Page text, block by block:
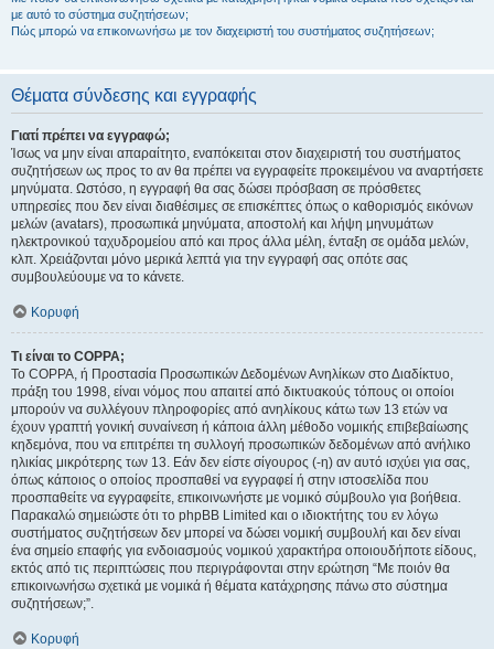
με αυτό το σύστημα συζητήσεων;
Πώς μπορώ να επικοινωνήσω με τον διαχειριστή του συστήματος συζητήσεων;
Θέματα σύνδεσης και εγγραφής
Γιατί πρέπει να εγγραφώ;
Ίσως να μην είναι απαραίτητο, εναπόκειται στον διαχειριστή του συστήματος
συζητήσεων ως προς το αν θα πρέπει να εγγραφείτε προκειμένου να αναρτήσετε
μηνύματα. Ωστόσο, η εγγραφή θα σας δώσει πρόσβαση σε πρόσθετες
υπηρεσίες που δεν είναι διαθέσιμες σε επισκέπτες όπως ο καθορισμός εικόνων
μελών (avatars), προσωπικά μηνύματα, αποστολή και λήψη μηνυμάτων
ηλεκτρονικού ταχυδρομείου από και προς άλλα μέλη, ένταξη σε ομάδα μελών,
κλπ. Χρειάζονται μόνο μερικά λεπτά για την εγγραφή σας οπότε σας
συμβουλεύουμε να το κάνετε.
Κορυφή
Τι είναι το COPPA;
Το COPPA, ή Προστασία Προσωπικών Δεδομένων Ανηλίκων στο Διαδίκτυο,
πράξη του 1998, είναι νόμος που απαιτεί από δικτυακούς τόπους οι οποίοι
μπορούν να συλλέγουν πληροφορίες από ανηλίκους κάτω των 13 ετών να
έχουν γραπτή γονική συναίνεση ή κάποια άλλη μέθοδο νομικής επιβεβαίωσης
κηδεμόνα, που να επιτρέπει τη συλλογή προσωπικών δεδομένων από ανήλικο
ηλικίας μικρότερης των 13. Εάν δεν είστε σίγουρος (-η) αν αυτό ισχύει για σας,
όπως κάποιος ο οποίος προσπαθεί να εγγραφεί ή στην ιστοσελίδα που
προσπαθείτε να εγγραφείτε, επικοινωνήστε με νομικό σύμβουλο για βοήθεια.
Παρακαλώ σημειώστε ότι το phpBB Limited και ο ιδιοκτήτης του εν λόγω
συστήματος συζητήσεων δεν μπορεί να δώσει νομική συμβουλή και δεν είναι
ένα σημείο επαφής για ενδοιασμούς νομικού χαρακτήρα οποιουδήποτε είδους,
εκτός από τις περιπτώσεις που περιγράφονται στην ερώτηση “Με ποιόν θα
επικοινωνήσω σχετικά με νομικά ή θέματα κατάχρησης πάνω στο σύστημα
συζητήσεων;”.
Κορυφή